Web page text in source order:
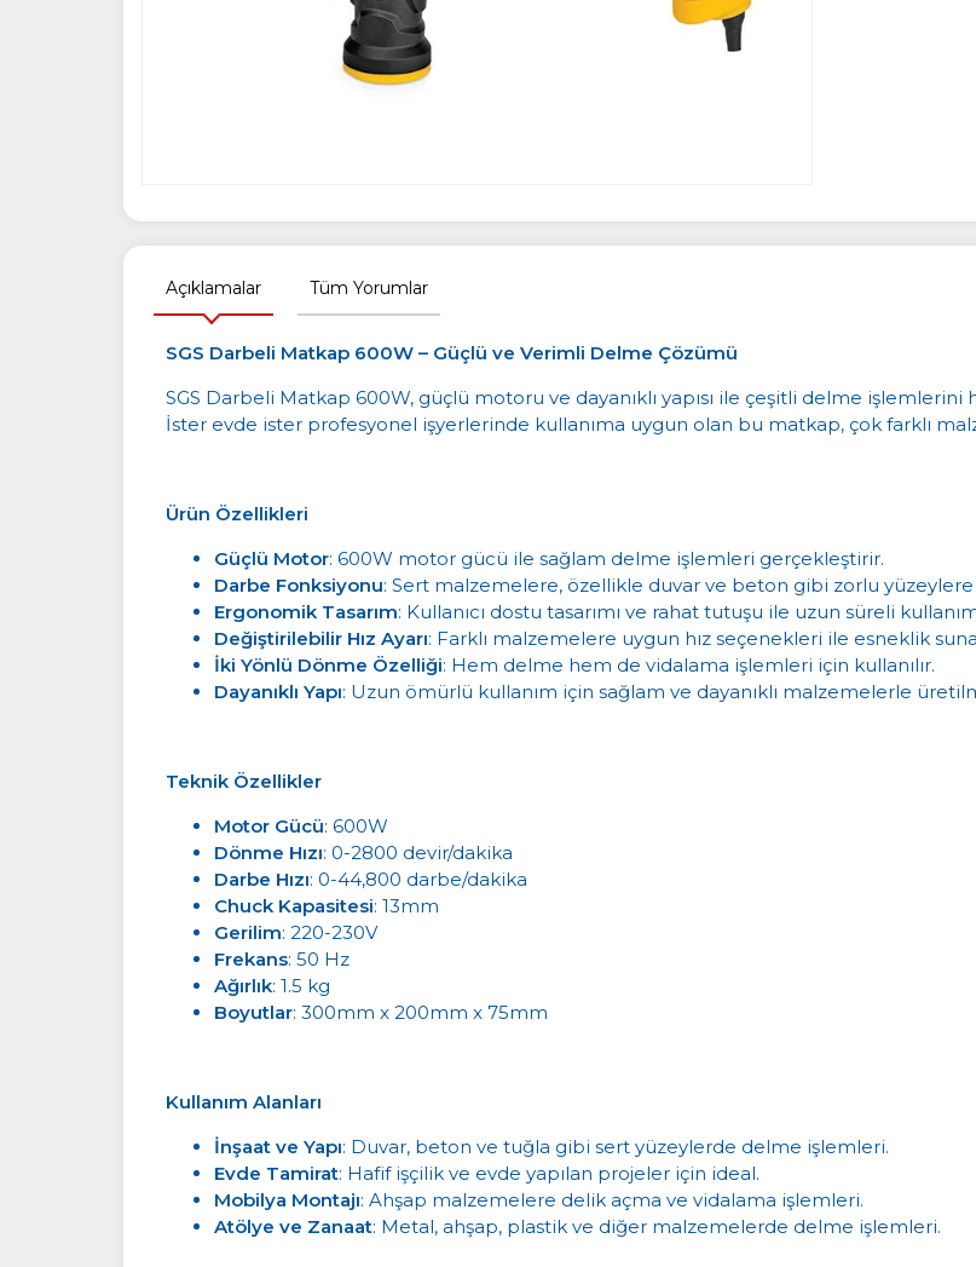
Açıklamalar Tüm Yorumlar
SGS Darbeli Matkap 600W – Güçlü ve Verimli Delme Çözümü
SGS Darbeli Matkap 600W, güçlü motoru ve dayanıklı yapısı ile çeşitli delme
İster evde ister profesyonel işyerlerinde kullanıma uygun olan bu matkap, çok farklı
Ürün Özellikleri
Güçlü Motor: 600W motor gücü ile sağlam delme işlemleri gerçekleştirir.
Darbe Fonksiyonu: Sert malzemelere, özellikle duvar ve beton gibi zorlu yüzeylere
Ergonomik Tasarım: Kullanıcı dostu tasarımı ve rahat tutuşu ile uzun süreli
Değiştirilebilir Hız Ayarı: Farklı malzemelere uygun hız seçenekleri ile esneklik
İki Yönlü Dönme Özelliği: Hem delme hem de vidalama işlemleri için kullanılır.
Dayanıklı Yapı: Uzun ömürlü kullanım için sağlam ve dayanıklı malzemelerle
Teknik Özellikler
Motor Gücü: 600W
Dönme Hızı: 0-2800 devir/dakika
Darbe Hızı: 0-44,800 darbe/dakika
Chuck Kapasitesi: 13mm
Gerilim: 220-230V
Frekans: 50 Hz
Ağırlık: 1.5 kg
Boyutlar: 300mm x 200mm x 75mm
Kullanım Alanları
İnşaat ve Yapı: Duvar, beton ve tuğla gibi sert yüzeylerde delme işlemleri.
Evde Tamirat: Hafif işçilik ve evde yapılan projeler için ideal.
Mobilya Montajı: Ahşap malzemelere delik açma ve vidalama işlemleri.
Atölye ve Zanaat: Metal, ahşap, plastik ve diğer malzemelerde delme işlemleri.